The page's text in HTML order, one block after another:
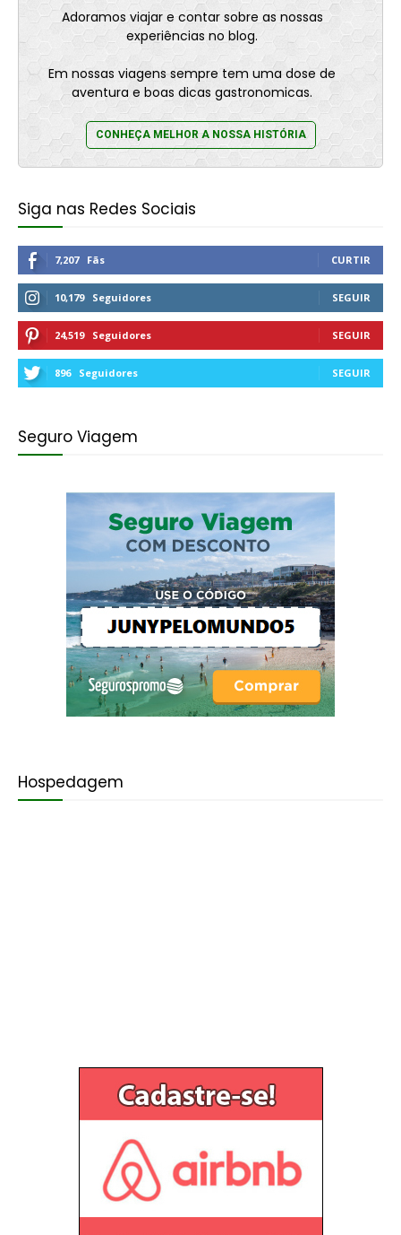
Adoramos viajar e contar sobre as nossas
experiências no blog.
Em nossas viagens sempre tem uma dose de
aventura e boas dicas gastronomicas.
CONHEÇA MELHOR A NOSSA HISTÓRIA
Siga nas Redes Sociais
7,207 Fãs CURTIR
10,179 Seguidores SEGUIR
24,519 Seguidores SEGUIR
896 Seguidores SEGUIR
Seguro Viagem
Hospedagem